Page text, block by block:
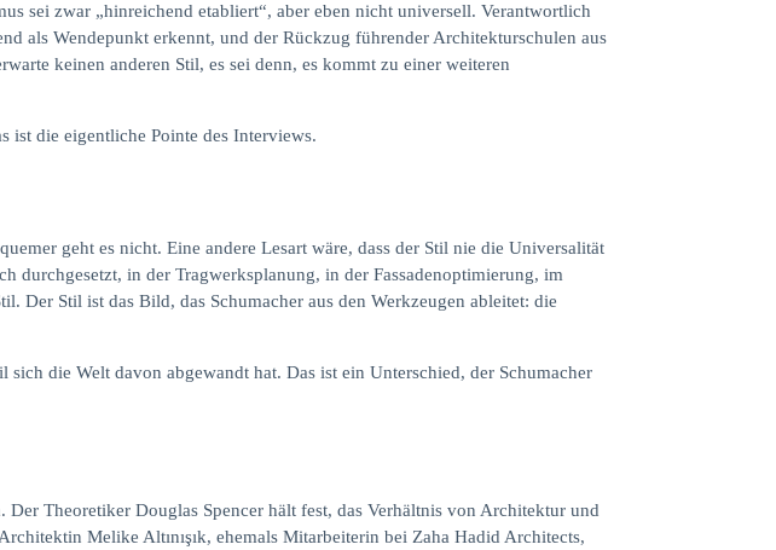
sei zwar „hinreichend etabliert“, aber eben nicht universell. Verantwortlich
als Wendepunkt erkennt, und der Rückzug führender Architekturschulen aus
keinen anderen Stil, es sei denn, es kommt zu einer weiteren
ist die eigentliche Pointe des Interviews.
geht es nicht. Eine andere Lesart wäre, dass der Stil nie die Universalität
durchgesetzt, in der Tragwerksplanung, in der Fassadenoptimierung, im
Stil ist das Bild, das Schumacher aus den Werkzeugen ableitet: die
die Welt davon abgewandt hat. Das ist ein Unterschied, der Schumacher
Theoretiker Douglas Spencer hält fest, das Verhältnis von Architektur und
Melike Altınışık, ehemals Mitarbeiterin bei Zaha Hadid Architects,